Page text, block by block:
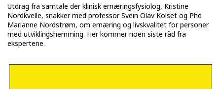
Utdrag fra samtale der klinisk ernæringsfysiolog, Kristine
Nordkvelle, snakker med professor Svein Olav Kolset og Phd
Marianne Nordstrøm, om ernæring og livskvalitet for personer
med utviklingshemming. Her kommer noen siste råd fra
ekspertene.